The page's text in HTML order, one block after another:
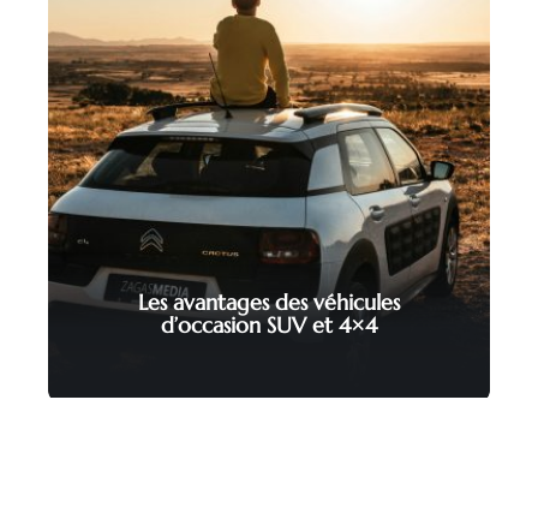
Les avantages des véhicules
d’occasion SUV et 4×4